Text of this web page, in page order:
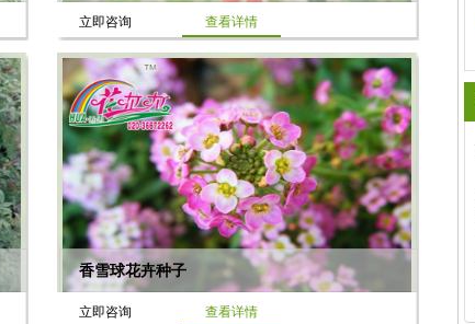
立即咨询 查看详情
香雪球花卉种子
立即咨询 查看详情